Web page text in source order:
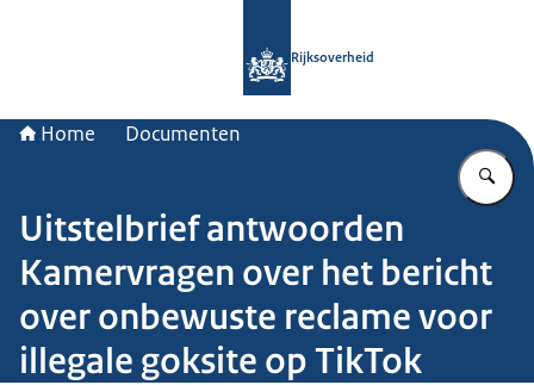
Rijksoverheid
Home Documenten
Uitstelbrief antwoorden
Kamervragen over het bericht
over onbewuste reclame voor
illegale goksite op TikTok